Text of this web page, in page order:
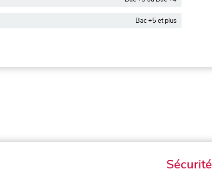
Bac +5 et plus
Sécurité